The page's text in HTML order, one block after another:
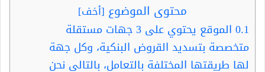
محتوى الموضوع [أخف]
0.1
الموقع يحتوي على 3 جهات مستقلة
متخصصة بتسديد القروض البنكية، وكل جهة
لها طريقتها المختلفة بالتعامل، بالتالي نحن